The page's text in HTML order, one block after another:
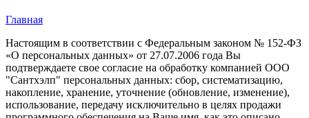
Главная
Настоящим в соответствии с Федеральным законом № 152-ФЗ
«О персональных данных» от 27.07.2006 года Вы
подтверждаете свое согласие на обработку компанией ООО
"Сантхэлп" персональных данных: сбор, систематизацию,
накопление, хранение, уточнение (обновление, изменение),
использование, передачу исключительно в целях продажи